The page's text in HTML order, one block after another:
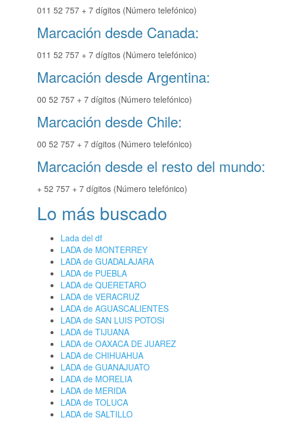
011 52 757 + 7 dígitos (Número telefónico)
Marcación desde Canada:
011 52 757 + 7 dígitos (Número telefónico)
Marcación desde Argentina:
00 52 757 + 7 dígitos (Número telefónico)
Marcación desde Chile:
00 52 757 + 7 dígitos (Número telefónico)
Marcación desde el resto del mundo:
+ 52 757 + 7 dígitos (Número telefónico)
Lo más buscado
Lada del df
LADA de MONTERREY
LADA de GUADALAJARA
LADA de PUEBLA
LADA de QUERETARO
LADA de VERACRUZ
LADA de AGUASCALIENTES
LADA de SAN LUIS POTOSI
LADA de TIJUANA
LADA de OAXACA DE JUAREZ
LADA de CHIHUAHUA
LADA de GUANAJUATO
LADA de MORELIA
LADA de MERIDA
LADA de TOLUCA
LADA de SALTILLO